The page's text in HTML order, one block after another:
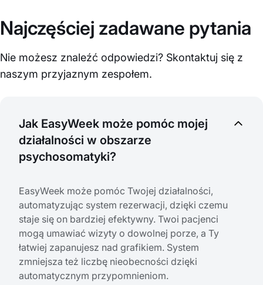
Najczęściej zadawane pytania
Nie możesz znaleźć odpowiedzi? Skontaktuj się z
naszym przyjaznym zespołem.
Jak EasyWeek może pomóc mojej
działalności w obszarze
psychosomatyki?
EasyWeek może pomóc Twojej działalności,
automatyzując system rezerwacji, dzięki czemu
staje się on bardziej efektywny. Twoi pacjenci
mogą umawiać wizyty o dowolnej porze, a Ty
łatwiej zapanujesz nad grafikiem. System
zmniejsza też liczbę nieobecności dzięki
automatycznym przypomnieniom.